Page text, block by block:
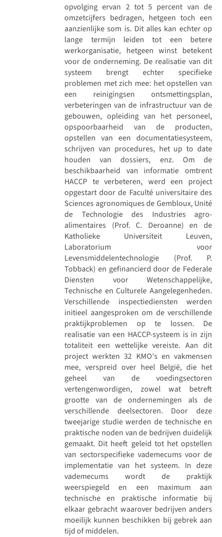
opvolging ervan 2 tot 5 percent van de
omzetcijfers bedragen, hetgeen toch een
aanzienlijke som is. Dit alles kan echter op
lange termijn leiden tot een betere
werkorganisatie, hetgeen winst betekent
voor de onderneming. De realisatie van dit
systeem brengt echter specifieke
problemen met zich mee: het opstellen van
een reinigingsen ontsmettingsplan,
verbeteringen van de infrastructuur van de
gebouwen, opleiding van het personeel,
opspoorbaarheid van de producten,
opstellen van een documentatiesysteem,
schrijven van procedures, het up to date
houden van dossiers, enz. Om de
beschikbaarheid van informatie omtrent
HACCP te verbeteren, werd een project
opgestart door de Faculté universitaire des
Sciences agronomiques de Gembloux, Unité
de Technologie des Industries agro-
alimentaires (Prof. C. Deroanne) en de
Katholieke Universiteit Leuven,
Laboratorium voor
Levensmiddelentechnologie (Prof. P.
Tobback) en gefinancierd door de Federale
Diensten voor Wetenschappelijke,
Technische en Culturele Aangelegenheden.
Verschillende inspectiediensten werden
initieel aangesproken om de verschillende
praktijkproblemen op te lossen. De
realisatie van een HACCP-systeem is in zijn
totaliteit een wettelijke vereiste. Aan dit
project werkten 32 KMO's en vakmensen
mee, verspreid over heel België, die het
geheel van de voedingsectoren
vertengenwordigen, zowel wat betreft
grootte van de ondernemingen als de
verschillende deelsectoren. Door deze
tweejarige studie werden de technische en
praktische noden van de bedrijven duidelijk
gemaakt. Dit heeft geleid tot het opstellen
van sectorspecifieke vademecums voor de
implementatie van het systeem. In deze
vademecums wordt de praktijk
weerspiegeld en een maximum aan
technische en praktische informatie bij
elkaar gebracht waarover bedrijven anders
moeilijk kunnen beschikken bij gebrek aan
tijd of middelen.